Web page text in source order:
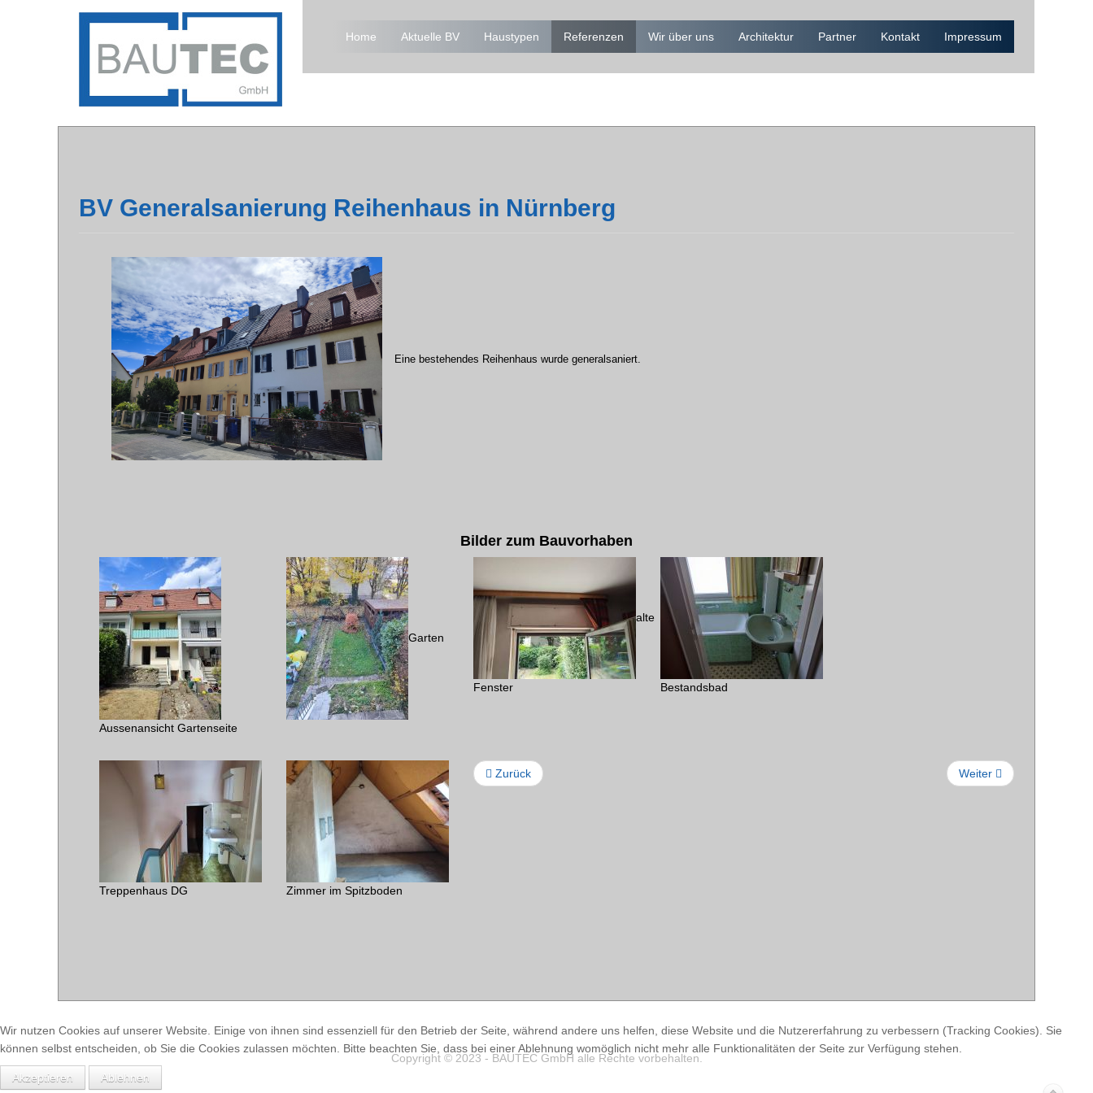
Home Aktuelle BV Haustypen Referenzen Wir über uns Architektur Partner Kontakt Impressum
BV Generalsanierung Reihenhaus in Nürnberg
Eine bestehendes Reihenhaus wurde generalsaniert.
Bilder zum Bauvorhaben
Aussenansicht Gartenseite
Garten
alte
Fenster Bestandsbad
Treppenhaus DG Zimmer im Spitzboden
Zurück Weiter
Copyright © 2023 - BAUTEC GmbH alle Rechte vorbehalten.
Wir nutzen Cookies auf unserer Website. Einige von ihnen sind essenziell für den Betrieb der Seite, während andere uns helfen, diese Website und die Nutzererfahrung zu verbessern (Tracking Cookies). Sie
können selbst entscheiden, ob Sie die Cookies zulassen möchten. Bitte beachten Sie, dass bei einer Ablehnung womöglich nicht mehr alle Funktionalitäten der Seite zur Verfügung stehen.
Akzeptieren
Ablehnen